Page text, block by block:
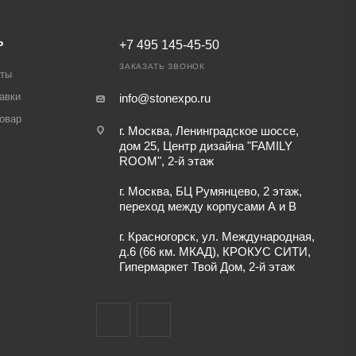
+7 495 145-45-50
ЗАКАЗАТЬ ЗВОНОК
info@stonexpo.ru
г. Москва, Ленинградское шоссе,
дом 25, Центр дизайна "FAMILY
ROOM", 2-й этаж
г. Москва, БЦ Румянцево, 2 этаж,
переход между корпусами А и В
г. Красногорск, ул. Международная,
д.6 (66 км. МКАД), КРОКУС СИТИ,
Гипермаркет Твой Дом, 2-й этаж